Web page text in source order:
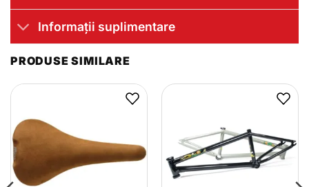
Informații suplimentare
PRODUSE SIMILARE